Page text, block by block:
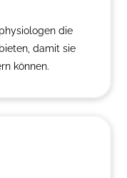
die
damit sie
können.